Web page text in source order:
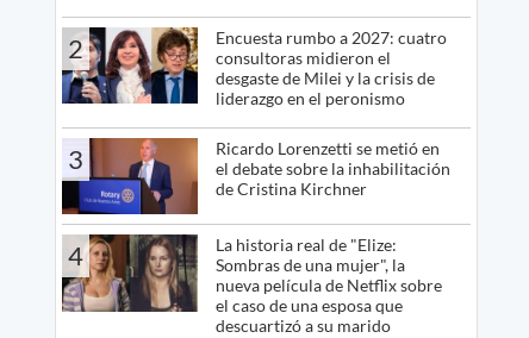
2
Encuesta rumbo a 2027: cuatro
consultoras midieron el
desgaste de Milei y la crisis de
liderazgo en el peronismo
3
Ricardo Lorenzetti se metió en
el debate sobre la inhabilitación
de Cristina Kirchner
4
La historia real de "Elize:
Sombras de una mujer", la
nueva película de Netflix sobre
el caso de una esposa que
descuartizó a su marido